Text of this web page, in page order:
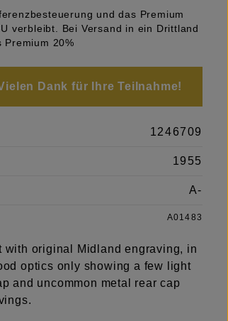
und das Premium
verbleibt. Bei Versand in ein Drittland
20%
Dank für Ihre Teilnahme!
1246709
1955
A-
A01483
with original Midland engraving, in
optics only showing a few light
and uncommon metal rear cap